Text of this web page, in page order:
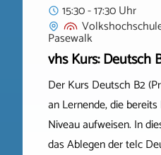
15:30 - 17:30 Uhr
Pasewalk
vhs Kurs: Deutsch
Der Kurs Deutsch B2
an Lernende, die
Niveau aufweisen. In
das Ablegen der telc